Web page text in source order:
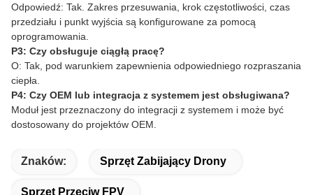
Odpowiedź: Tak. Zakres przesuwania, krok częstotliwości, czas
przedziału i punkt wyjścia są konfigurowane za pomocą
oprogramowania.
P3: Czy obsługuje ciągłą pracę?
O: Tak, pod warunkiem zapewnienia odpowiedniego rozpraszania
ciepła.
P4: Czy OEM lub integracja z systemem jest obsługiwana?
Moduł jest przeznaczony do integracji z systemem i może być
dostosowany do projektów OEM.
Znaków: Sprzęt Zabijający Drony
Sprzęt Przeciw FPV